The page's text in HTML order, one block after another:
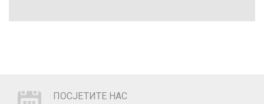
ПОСЈЕТИТЕ НАС